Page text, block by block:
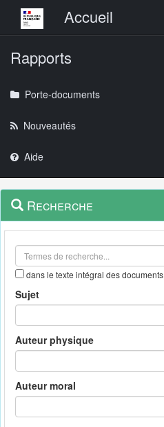
Menu principalAccueil
Rapports
Porte-documents
Nouveautés
Aide
Navigation
outils
Menu
contextuel
Recherche
dans le texte intégral des documents
Sujet
Auteur physique
Auteur moral